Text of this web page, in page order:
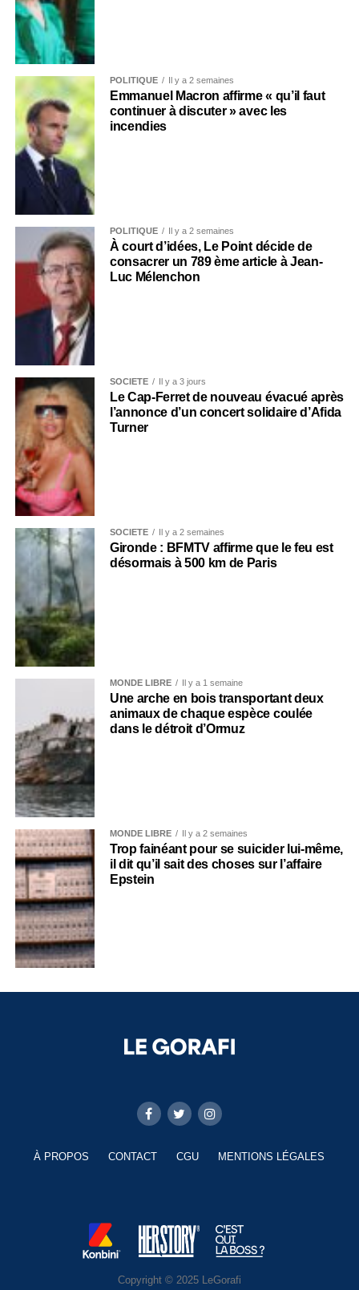
POLITIQUE Il y a 2 semaines
Emmanuel Macron affirme « qu’il faut
continuer à discuter » avec les
incendies
POLITIQUE Il y a 2 semaines
À court d’idées, Le Point décide de
consacrer un 789 ème article à Jean-
Luc Mélenchon
SOCIÉTÉ Il y a 3 jours
Le Cap-Ferret de nouveau évacué après
l’annonce d’un concert solidaire d’Afida
Turner
SOCIÉTÉ Il y a 2 semaines
Gironde : BFMTV affirme que le feu est
désormais à 500 km de Paris
MONDE LIBRE Il y a 1 semaine
Une arche en bois transportant deux
animaux de chaque espèce coulée
dans le détroit d’Ormuz
MONDE LIBRE Il y a 2 semaines
Trop fainéant pour se suicider lui-même,
il dit qu’il sait des choses sur l’affaire
Epstein
À PROPOS CONTACT CGU MENTIONS LÉGALES
Copyright © 2025 LeGorafi